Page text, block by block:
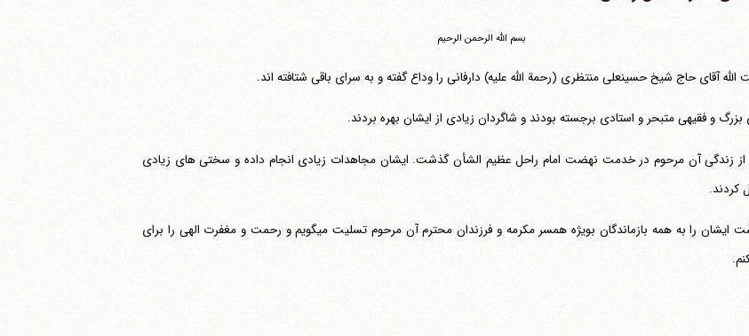
بسم الله الرحمن الرحیم
الله آقای حاج شیخ حسینعلی منتظری (رحمة الله علیه) دارفانی را وداع گفته و به سرای باقی شتافته اند.
و فقیهی متبحر و استادی برجسته بودند و شاگردان زیادی از ایشان بهره بردند.
از زندگی آن مرحوم در خدمت نهضت امام راحل عظیم الشأن گذشت. ایشان مجاهدات زیادی انجام داده و سختی های زیادی
کردند.
ایشان را به همه بازماندگان بویژه همسر مکرمه و فرزندان محترم آن مرحوم تسلیت میگویم و رحمت و مغفرت الهی را برای